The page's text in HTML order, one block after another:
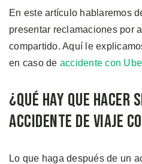
En este artículo hablaremos
presentar reclamaciones por
compartido. Aquí le
en caso de accidente con
¿Qué Hay Que Hacer
Accidente de Viaje
Lo que haga después de un